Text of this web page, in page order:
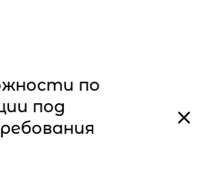
по
под